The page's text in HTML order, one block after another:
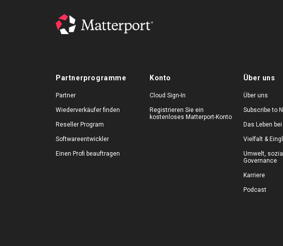
Partnerprogramme
Partner
Wiederverkäufer finden
Reseller Program
Softwareentwickler
Einen Profi beauftragen
Konto
Cloud Sign-In
Registrieren Sie ein
kostenloses Matterport-Konto
Über uns
Über uns
Subscribe to
Das Leben
Vielfalt &
Umwelt,
Governance
Karriere
Podcast